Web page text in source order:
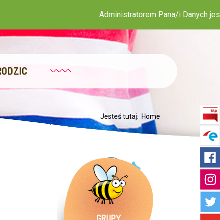
Administratorem Pana/i Danych jest
Jesteś tutaj: Home